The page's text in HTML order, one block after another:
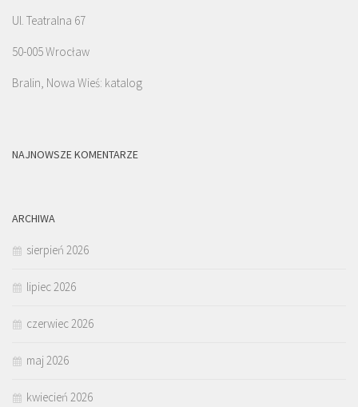
Ul. Teatralna 67
50-005 Wrocław
Bralin, Nowa Wieś: katalog
NAJNOWSZE KOMENTARZE
ARCHIWA
sierpień 2026
lipiec 2026
czerwiec 2026
maj 2026
kwiecień 2026